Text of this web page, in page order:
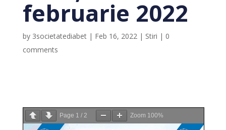
februarie 2022
by 3societatediabet| Feb 16, 2022| Stiri | 0
comments
Page 1 / 2 Zoom 100%